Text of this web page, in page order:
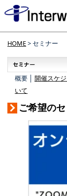
HOME> セミナー
概要 │ 開催スケ
いて
ご希望の